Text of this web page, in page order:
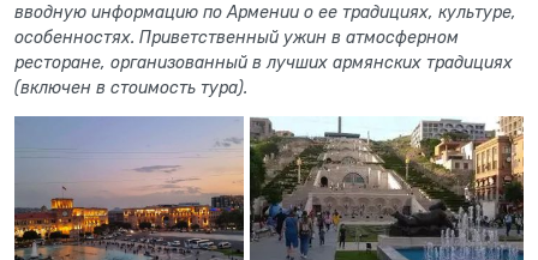
вводную информацию по Армении о ее традициях, культуре,
особенностях. Приветственный ужин в атмосферном
ресторане, организованный в лучших армянских традициях
(включен в стоимость тура).